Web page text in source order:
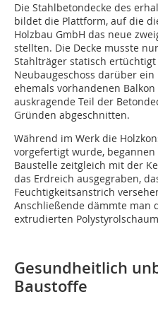
Die Stahlbetondecke des
bildet die Plattform, auf die
Holzbau GmbH das neue
stellten. Die Decke musste
Stahlträger statisch
Neubaugeschoss darüber
ehemals vorhandenen
auskragende Teil der
Gründen abgeschnitten.
Während im Werk die
vorgefertigt wurde,
Baustelle zeitgleich mit der
das Erdreich ausgegraben,
Feuchtigkeitsanstrich
Anschließende dämmte man
extrudierten
Gesundheitlich
Baustoffe